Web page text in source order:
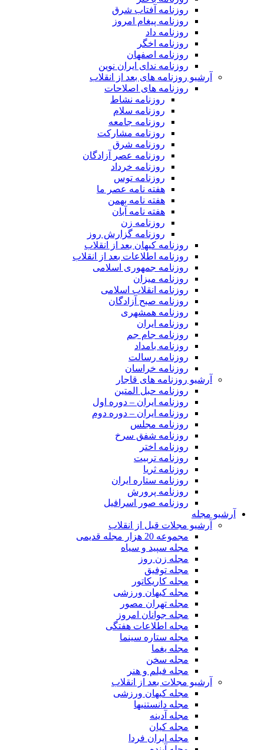
روزنامه آفتاب شرق
روزنامه پیغام امروز
روزنامه داد
روزنامه اخگر
روزنامه اصفهان
روزنامه ندای ایران نوین
آرشیو روزنامه های بعد از انقلاب
روزنامه های اصلاحات
روزنامه نشاط
روزنامه سلام
روزنامه جامعه
روزنامه مشارکت
روزنامه شرق
روزنامه عصر آزادگان
روزنامه خرداد
روزنامه توس
هفته نامه عصر ما
هفته نامه بهمن
هفته نامه آبان
روزنامه زن
روزنامه گزارش روز
روزنامه کیهان بعد از انقلاب
روزنامه اطلاعات بعد از انقلاب
روزنامه جمهوری اسلامی
روزنامه میزان
روزنامه انقلاب اسلامی
روزنامه صبح آزادگان
روزنامه همشهری
روزنامه ایران
روزنامه جام جم
روزنامه بامداد
روزنامه رسالت
روزنامه خراسان
آرشیو روزنامه های قاجار
روزنامه حبل المتین
روزنامه ایران – دوره اول
روزنامه ایران – دوره دوم
روزنامه مجلس
روزنامه شفق سرخ
روزنامه اختر
روزنامه تربیت
روزنامه ثریا
روزنامه ستاره ایران
روزنامه پرورش
روزنامه صور اسرافیل
آرشیو مجله
آرشیو مجلات قبل از انقلاب
مجموعه 20 هزار مجله قدیمی
مجله سپید و سیاه
مجله زن روز
مجله توفیق
مجله کاریکاتور
مجله کیهان ورزشی
مجله تهران مصور
مجله جوانان امروز
مجله اطلاعات هفتگی
مجله ستاره سینما
مجله یغما
مجله سخن
مجله فیلم و هنر
آرشیو مجلات بعد از انقلاب
مجله کیهان ورزشی
مجله دانستنیها
مجله آدینه
مجله کیان
مجله ایران فردا